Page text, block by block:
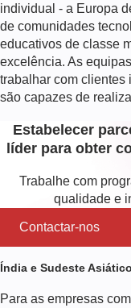
individual - a Europa
de comunidades
educativos de classe
excelência. As
trabalhar com clientes
são capazes de
Estabelecer
líder para obter
Trabalhe com
qualidade e
Contactar-nos
Índia e Sudeste
Para as empresas